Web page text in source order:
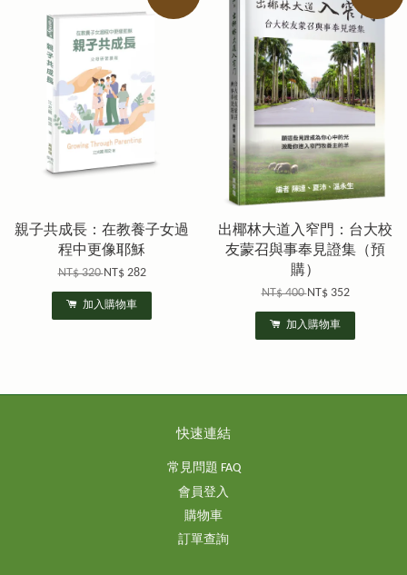
親子共成長：在教養子女過
程中更像耶穌
NT$ 320NT$ 282
加入購物車
出椰林大道入窄門：台大校
友蒙召與事奉見證集（預
購）
NT$ 400NT$ 352
加入購物車
快速連結
常見問題 FAQ
會員登入
購物車
訂單查詢